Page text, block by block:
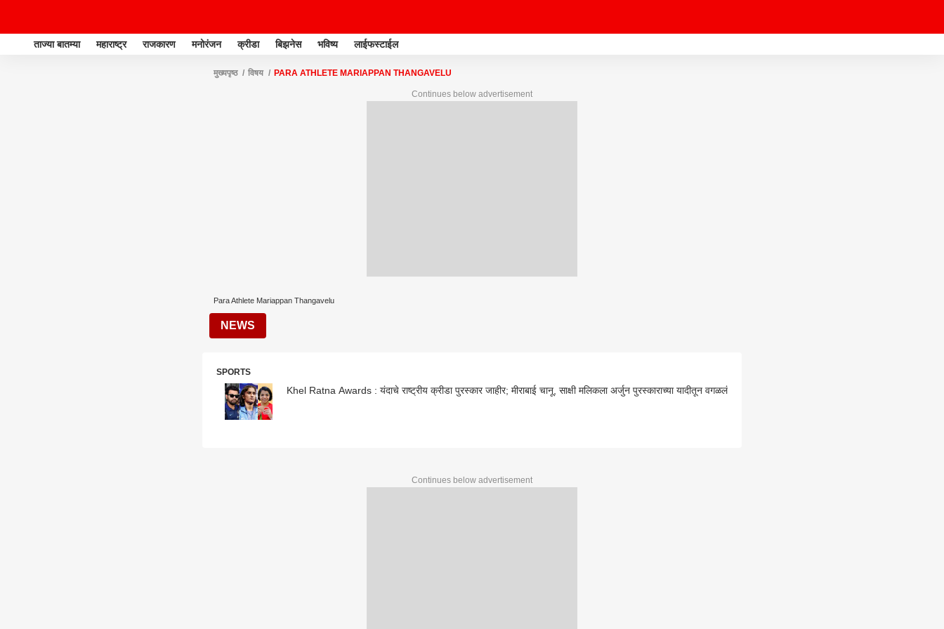
ताज्या बातम्या महाराष्ट्र राजकारण मनोरंजन क्रीडा बिझनेस भविष्य लाईफस्टाईल
मुख्यपृष्ठ विषय PARA ATHLETE MARIAPPAN THANGAVELU
Continues below advertisement
Para Athlete Mariappan Thangavelu
NEWS
SPORTS
Khel Ratna Awards : यंदाचे राष्ट्रीय क्रीडा पुरस्कार जाहीर; मीराबाई चानू, साक्षी मलिकला अर्जुन पुरस्काराच्या यादीतून वगळलं
Continues below advertisement